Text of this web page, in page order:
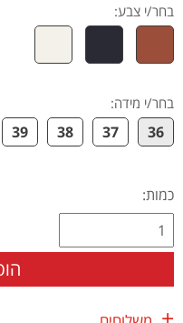
בחר/י צבע:
בחר/י מידה:
36
37
38
39
כמות: